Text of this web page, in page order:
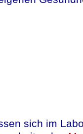
als wieder
sich im